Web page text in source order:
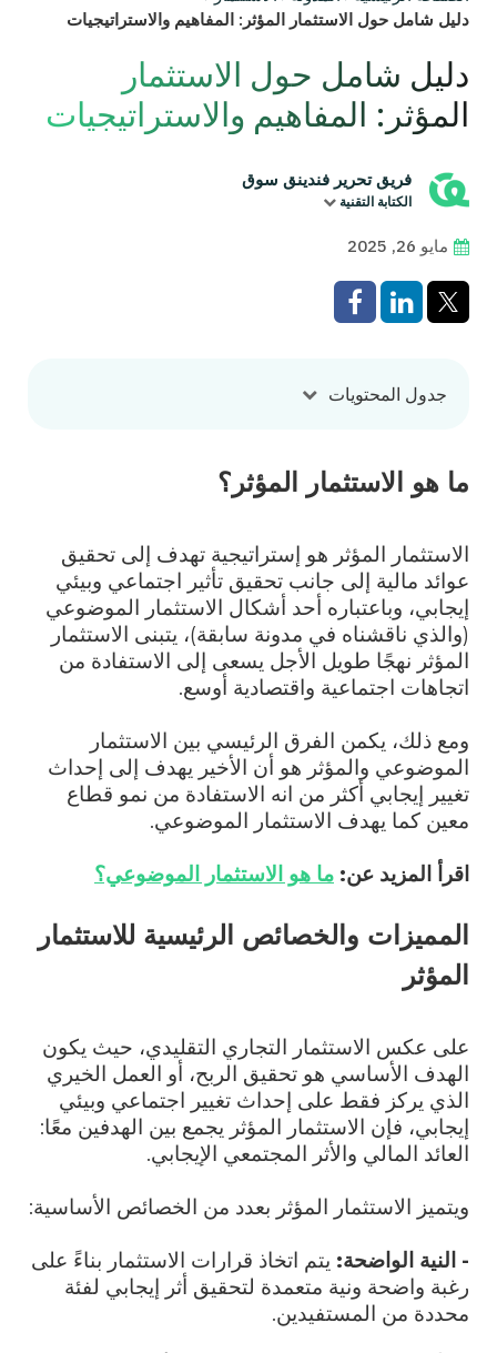
دليل شامل حول الاستثمار المؤثر: المفاهيم والاستراتيجيات
دليل شامل حول الاستثمار
المؤثر: المفاهيم والاستراتيجيات
فريق تحرير فندينق سوق
الكتابة التقنية
مايو 26, 2025
جدول المحتويات
ما هو الاستثمار المؤثر؟
الاستثمار المؤثر هو إستراتيجية تهدف إلى تحقيق
عوائد مالية إلى جانب تحقيق تأثير اجتماعي وبيئي
إيجابي، وباعتباره أحد أشكال الاستثمار الموضوعي
(والذي ناقشناه في مدونة سابقة)، يتبنى الاستثمار
المؤثر نهجًا طويل الأجل يسعى إلى الاستفادة من
اتجاهات اجتماعية واقتصادية أوسع.
ومع ذلك، يكمن الفرق الرئيسي بين الاستثمار
الموضوعي والمؤثر هو أن الأخير يهدف إلى إحداث
تغيير إيجابي أكثر من انه الاستفادة من نمو قطاع
معين كما يهدف الاستثمار الموضوعي.
اقرأ المزيد عن: ما هو الاستثمار الموضوعي؟
المميزات والخصائص الرئيسية للاستثمار
المؤثر
على عكس الاستثمار التجاري التقليدي، حيث يكون
الهدف الأساسي هو تحقيق الربح، أو العمل الخيري
الذي يركز فقط على إحداث تغيير اجتماعي وبيئي
إيجابي، فإن الاستثمار المؤثر يجمع بين الهدفين معًا:
العائد المالي والأثر المجتمعي الإيجابي.
ويتميز الاستثمار المؤثر بعدد من الخصائص الأساسية:
- النية الواضحة: يتم اتخاذ قرارات الاستثمار بناءً على
رغبة واضحة ونية متعمدة لتحقيق أثر إيجابي لفئة
محددة من المستفيدين.